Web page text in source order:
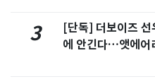
3
[단독] 더보이즈
에 안긴다…앳에어